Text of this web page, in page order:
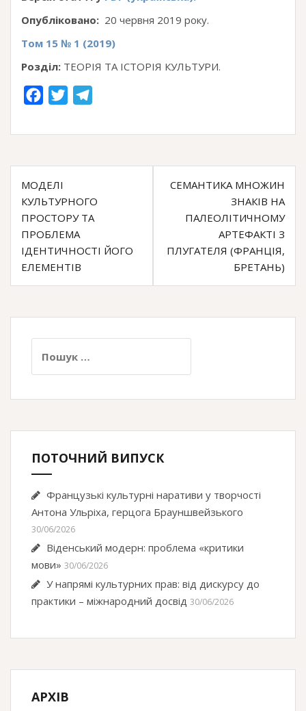
Опубліковано: 20 червня 2019 року.
Том 15 № 1 (2019)
Розділ: ТЕОРІЯ ТА ІСТОРІЯ КУЛЬТУРИ.
c
o
o
k
i
r
l
a
Навігація
записів
МОДЕЛІ
КУЛЬТУРНОГО
ПРОСТОРУ ТА
ПРОБЛЕМА
ІДЕНТИЧНОСТІ ЙОГО
ЕЛЕМЕНТІВ
СЕМАНТИКА МНОЖИН
ЗНАКІВ НА
ПАЛЕОЛІТИЧНОМУ
АРТЕФАКТІ З
ПЛУГАТЕЛЯ (ФРАНЦІЯ,
БРЕТАНЬ)
ПОТОЧНИЙ ВИПУСК
Французькі культурні наративи у творчості
Антона Ульріха, герцога Брауншвейзького
30/06/2026
Віденський модерн: проблема «критики
мови» 30/06/2026
У напрямі культурних прав: від дискурсу до
практики – міжнародний досвід 30/06/2026
АРХІВ